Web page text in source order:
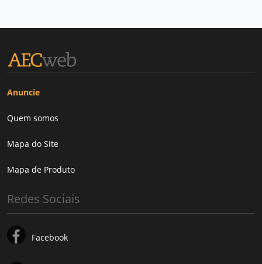
Anuncie
Quem somos
Mapa do Site
Mapa de Produto
Redes Sociais
Facebook